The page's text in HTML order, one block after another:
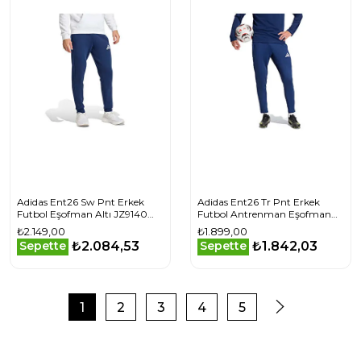
Adidas Ent26 Sw Pnt Erkek
Futbol Eşofman Altı JZ9140
Lacivert
₺2.149,00
Sepette ₺2.084,53
Adidas Ent26 Tr Pnt Erkek
Futbol Antrenman Eşofman
Altı KE9847 Mavi
₺1.899,00
Sepette ₺1.842,03
1 2 3 4 5